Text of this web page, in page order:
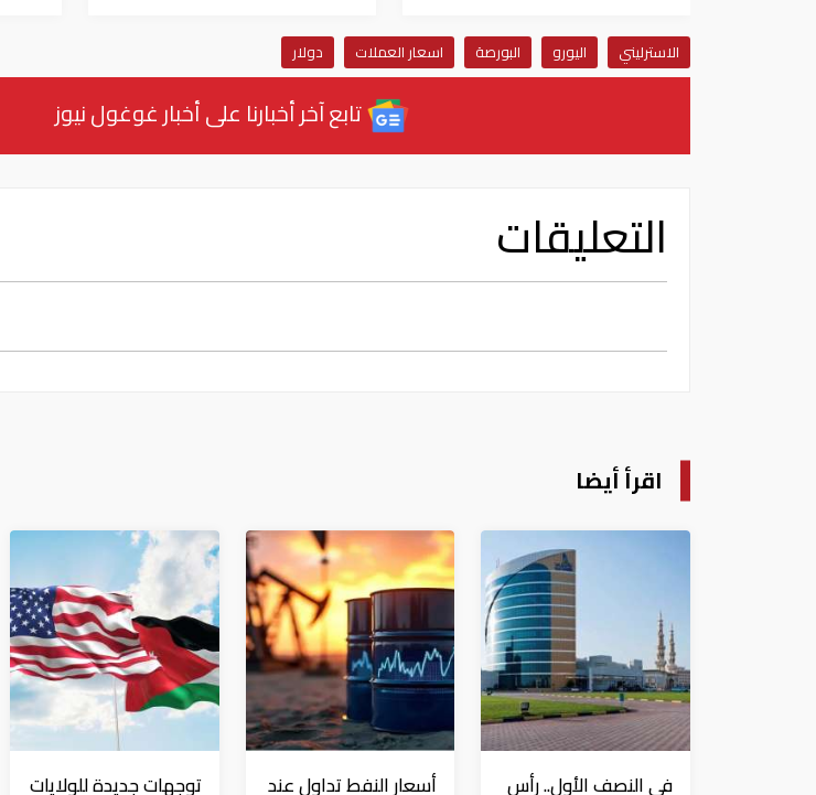
الاسترليني اليورو البورصة اسعار العملات دولار
تابع آخر أخبارنا على أخبار غوغول نيوز
التعليقات
اقرأ أيضا
في النصف الأول.. رأس
أسعار النفط تداول عند
توجهات جديدة للولايات